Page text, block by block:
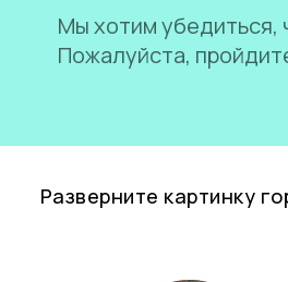
Мы хотим убедиться,
Пожалуйста,
Разверните картинку